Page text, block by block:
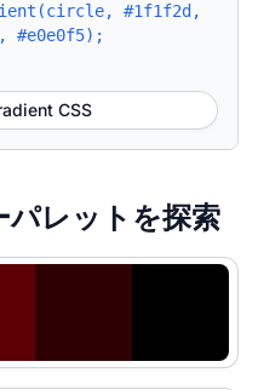
#1f1f2d,
#e0e0f5);
CSS
パレットを探索